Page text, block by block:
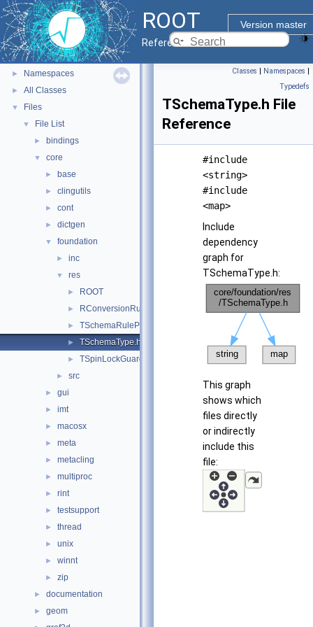
ROOT
Version master
Reference Guide
ROOT Reference Documentation
Tutorials
Python Interface
► ROOT Components
► Namespaces
► All Classes
▼ Files
▼ File List
► bindings
▼ core
► base
► clingutils
► cont
► dictgen
▼ foundation
► inc
▼ res
► ROOT
► RConversionRuleParser.h
► TSchemaRuleProcessor.h
► TSchemaType.h
► TSpinLockGuard.h
► src
► gui
► imt
► macosx
► meta
► metacling
► multiproc
► rint
► testsupport
► thread
► unix
► winnt
► zip
► documentation
► geom
Classes | Namespaces |
Typedefs
TSchemaType.h File
Reference
#include
<string>
#include
<map>
Include
dependency
graph for
TSchemaType.h:
This graph
shows which
files directly
or indirectly
include this
file: